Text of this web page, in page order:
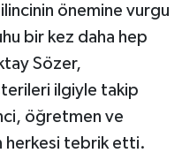
önemine vurgu
bir kez daha hep
Sözer,
ilgiyle takip
öğretmen ve
herkesi tebrik etti.